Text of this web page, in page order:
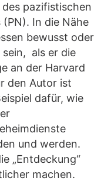
pazifistischen
In die Nähe
bewusst oder
als er die
an der Harvard
den Autor ist
dafür, wie
und werden.
„Entdeckung“
machen.